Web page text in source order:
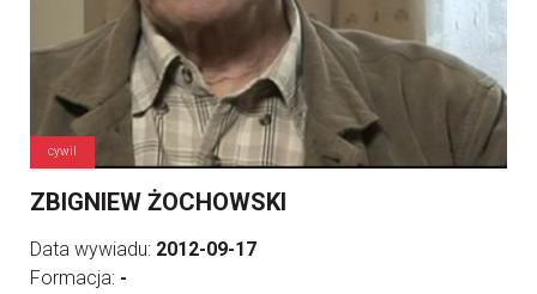
cywil
ZBIGNIEW ŻOCHOWSKI
Data wywiadu: 2012-09-17
Formacja: -